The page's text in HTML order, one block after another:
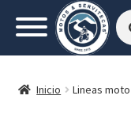
por:
Inicio Lineas moto